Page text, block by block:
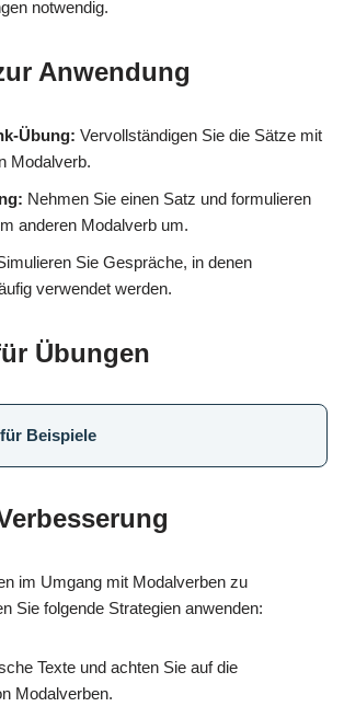
notwendig.
Anwendung
Übung: Vervollständigen Sie die Sätze mit
Modalverb.
Nehmen Sie einen Satz und formulieren
anderen Modalverb um.
Sie Gespräche, in denen
verwendet werden.
Übungen
Beispiele
im Umgang mit Modalverben zu
Sie folgende Strategien anwenden:
Texte und achten Sie auf die
Modalverben.